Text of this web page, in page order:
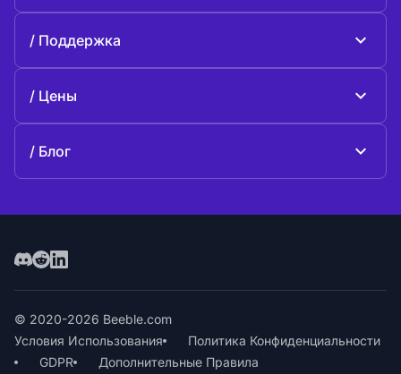
История
Поддержка
Свяжитесь с нами
Цены
Блог
© 2020-2026 Beeble.com
Условия Использования
Политика Конфиденциальности
GDPR
Дополнительные Правила